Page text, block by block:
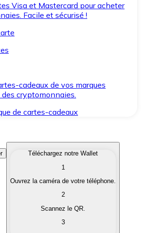
Visa et Mastercard pour acheter
Facile et sécurisé !
cadeaux de vos marques
cryptomonnaies.
de cartes-cadeaux
qui vous intéressent
cryptomonnaies en monnaie
Téléchargez notre Wallet
1
Ouvrez la caméra de votre téléphone.
2
Scannez le QR.
3